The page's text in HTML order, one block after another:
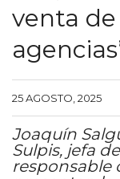
venta
25 AGOSTO, 2025
Joaquín
Sulpis, jefa
responsable